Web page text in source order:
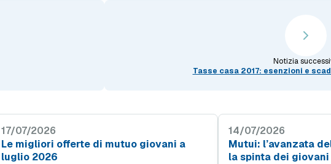
Notizia
Tasse casa 2017: esenzioni e
17/07/2026
Le migliori offerte di mutuo giovani a
luglio 2026
14/07/2026
Mutui: l’avanzata
la spinta dei giovani